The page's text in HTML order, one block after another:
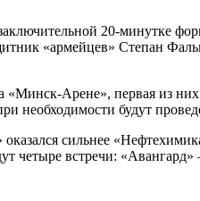
20-минутке
«армейцев» Степан
Арене», первая из них
необходимости будут
сильнее
четыре встречи: